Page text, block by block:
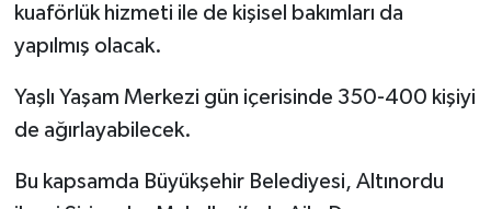
kuaförlük hizmeti ile de kişisel bakımları da
yapılmış olacak.
Yaşlı Yaşam Merkezi gün içerisinde 350-400 kişiyi
de ağırlayabilecek.
Bu kapsamda Büyükşehir Belediyesi, Altınordu